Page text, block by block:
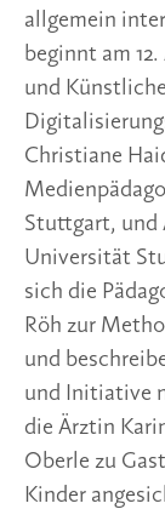
allgemein
beginnt am
und
Christiane
Stuttgart, und
Universität
sich die
Röh zur
und
und Initiative
die Ärztin
Oberle zu
Kinder